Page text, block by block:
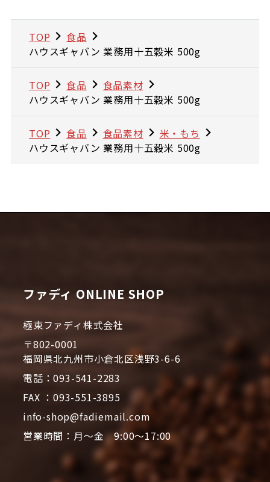
TOP
食品
ハウスギャバン 業務用十五穀米 500g
TOP 食品
食品素材
ハウスギャバン 業務用十五穀米 500g
TOP 食品 食品素材
米・もち
ハウスギャバン 業務用十五穀米 500g
ファディ ONLINE SHOP
極東ファディ株式会社
〒802-0001
福岡県北九州市小倉北区浅野3-6-6
電話：093-541-2283
FAX ：093-551-3895
info-shop@fadiemail.com
営業時間：月～金 9:00～17:00